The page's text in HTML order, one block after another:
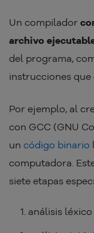
Un compilador
archivo
del programa,
instrucciones
Por ejemplo, al
con GCC (GNU
un código binario
computadora.
siete etapas
análisis léxico